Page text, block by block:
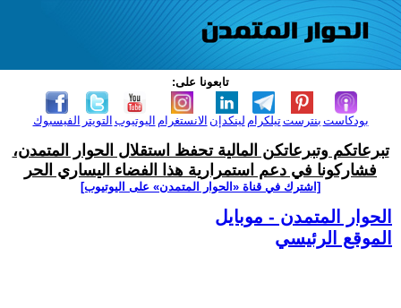
تابعونا على:
الفيسبوك التويتر اليوتيوب الانستغرام لينكدإن تيلكرامبنترست بودكاست
تبرعاتكم وتبرعاتكن المالية تحفظ استقلال الحوار المتمدن،
فشاركونا في دعم استمرارية هذا الفضاء اليساري الحر
[اشترك في قناة ‫«الحوار المتمدن» على اليوتيوب]
الحوار المتمدن - موبايل
الموقع الرئيسي